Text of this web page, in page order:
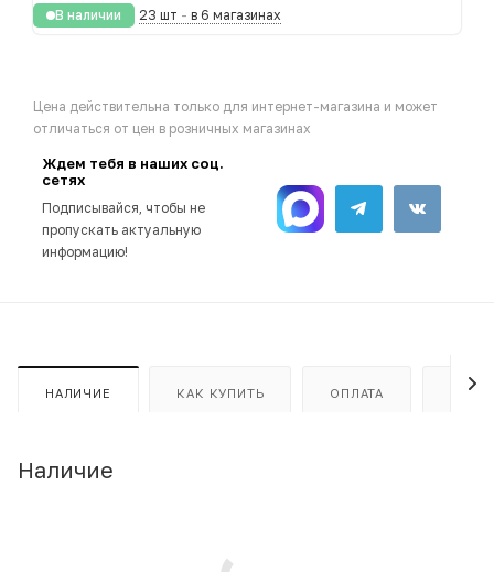
В наличии 23 шт - в 6 магазинах
Цена действительна только для интернет-магазина и может
отличаться от цен в розничных магазинах
Ждем тебя в наших соц.
сетях
Подписывайся, чтобы не
пропускать актуальную
информацию!
НАЛИЧИЕ КАК КУПИТЬ ОПЛАТА
Наличие